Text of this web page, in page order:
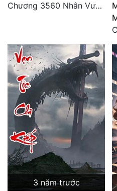
Chương 3560 Nhân Vương trở về - END
3 năm trước